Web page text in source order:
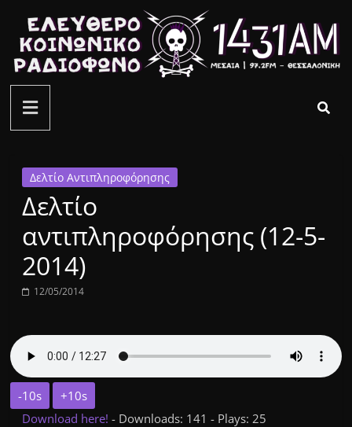
περιεχόμενο
ελεύθερο
κοινωνικό
ραδιόφωνο
1431AM
Δελτίο Αντιπληροφόρησης
Δελτίο
αντιπληροφόρησης (12-5-
2014)
12/05/2014
-10s
+10s
Download here!- Downloads: 141 - Plays: 25